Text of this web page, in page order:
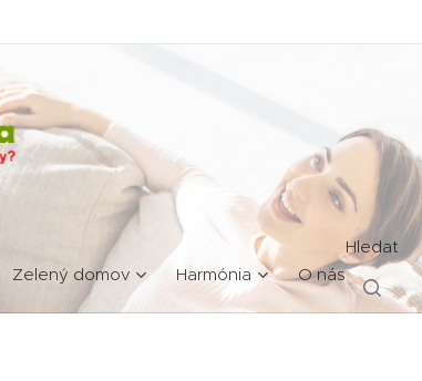
Zelený domov Harmónia O nás
Hledat